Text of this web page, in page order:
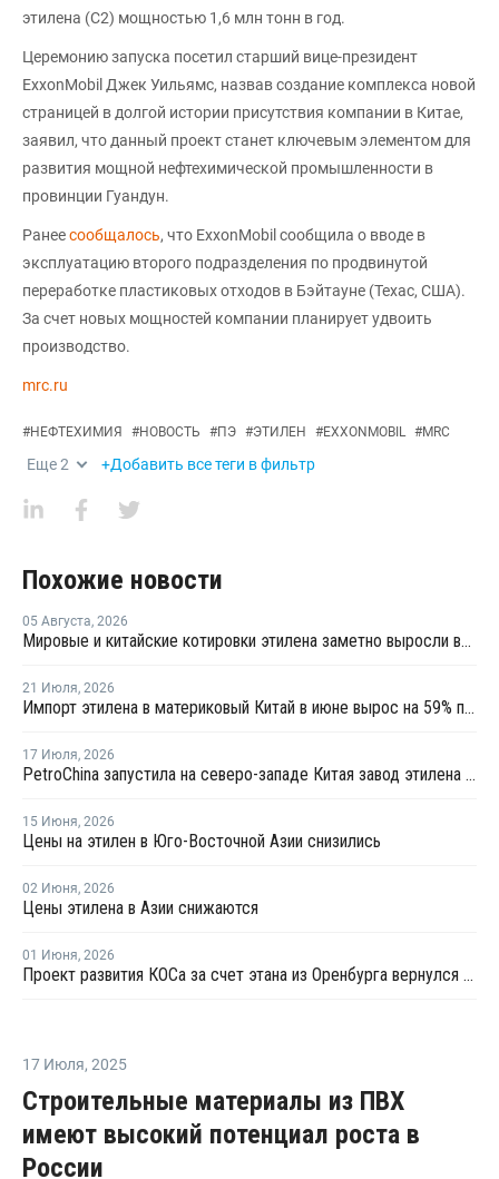
этилена (С2) мощностью 1,6 млн тонн в год.
Церемонию запуска посетил старший вице-президент
ExxonMobil Джек Уильямс, назвав создание комплекса новой
страницей в долгой истории присутствия компании в Китае,
заявил, что данный проект станет ключевым элементом для
развития мощной нефтехимической промышленности в
провинции Гуандун.
Ранеесообщалось, что ExxonMobil сообщила о вводе в
эксплуатацию второго подразделения по продвинутой
переработке пластиковых отходов в Бэйтауне (Техас, США).
За счет новых мощностей компании планирует удвоить
производство.
mrc.ru
#НЕФТЕХИМИЯ #НОВОСТЬ #ПЭ #ЭТИЛЕН #EXXONMOBIL #MRC
Еще2 +Добавить все теги в фильтр
Похожие новости
05 Августа, 2026
Мировые и китайские котировки этилена заметно выросли во второй половине июля
21 Июля, 2026
Импорт этилена в материковый Китай в июне вырос на 59% по сравнению с предыдущим месяцем
17 Июля, 2026
PetroChina запустила на северо-западе Китая завод этилена мощностью 1,2 млн тонн
15 Июня, 2026
Цены на этилен в Юго-Восточной Азии снизились
02 Июня, 2026
Цены этилена в Азии снижаются
01 Июня, 2026
Проект развития КОСа за счет этана из Оренбурга вернулся в активную фазу
17 Июля, 2025
Строительные материалы из ПВХ
имеют высокий потенциал роста в
России